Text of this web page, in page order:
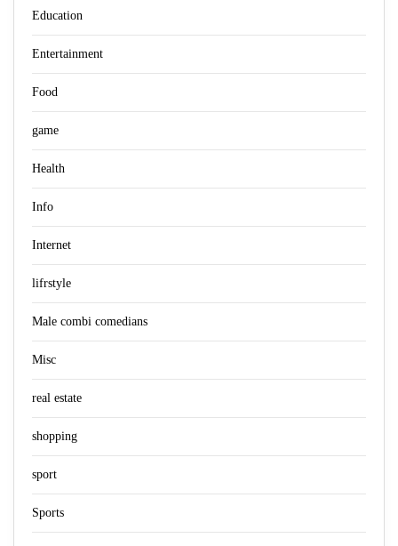
Education
Entertainment
Food
game
Health
Info
Internet
lifrstyle
Male combi comedians
Misc
real estate
shopping
sport
Sports